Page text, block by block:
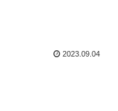
2023.09.04